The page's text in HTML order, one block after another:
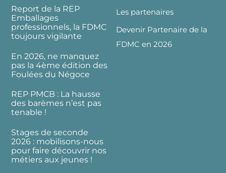
Report de la REP
Emballages
professionnels, la FDMC
toujours vigilante
En 2026, ne manquez
pas la 4ème édition des
Foulées du Négoce
REP PMCB : La hausse
des barèmes n’est pas
tenable !
Stages de seconde
2026 : mobilisons-nous
pour faire découvrir nos
métiers aux jeunes !
Les partenaires
Devenir Partenaire de la
FDMC en 2026